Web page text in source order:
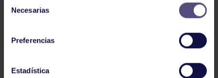
Necesarias
Preferencias
Estadística